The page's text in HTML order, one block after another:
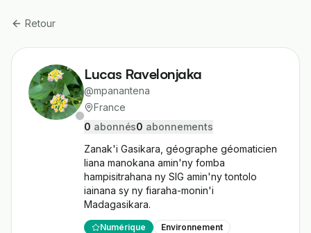
Retour
Lucas Ravelonjaka
@mpanantena
France
0 abonnés0 abonnements
Zanak'i Gasikara, géographe géomaticien
liana manokana amin'ny fomba
hampisitrahana ny SIG amin'ny tontolo
iainana sy ny fiaraha-monin'i
Madagasikara.
Numérique
Environnement